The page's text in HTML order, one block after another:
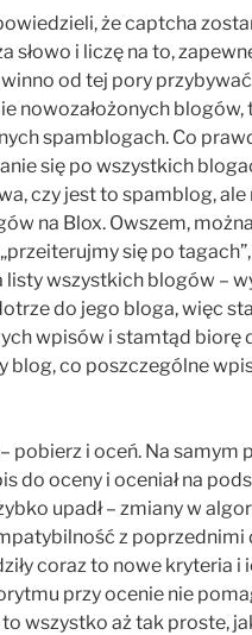
że captcha
słowo i liczę na to,
od tej pory
nowozałożonych
spamblogach. Co
się po wszystkich
czy jest to spamblog, ale
na Blox. Owszem,
się po
wszystkich blogów –
do jego bloga, więc
wpisów i stamtąd biorę
blog, co poszczególne
pobierz i oceń. Na samym
do oceny i oceniał na
upadł – zmiany w
z poprzednimi
coraz to nowe kryteria i
przy ocenie nie
wszystko aż tak proste,